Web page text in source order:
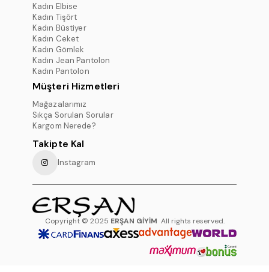
Kadın Elbise
Kadın Tişört
Kadın Büstiyer
Kadın Ceket
Kadın Gömlek
Kadın Jean Pantolon
Kadın Pantolon
Müşteri Hizmetleri
Mağazalarımız
Sıkça Sorulan Sorular
Kargom Nerede?
Takipte Kal
Instagram
Copyright © 2025 ERŞAN GİYİM All rights reserved.